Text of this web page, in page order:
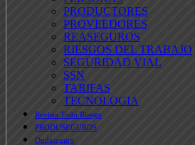
PRODUCTORES
PROVEEDORES
REASEGUROS
RIESGOS DEL TRABAJO
SEGURIDAD VIAL
SSN
TARIFAS
TECNOLOGIA
Revista Todo Riesgo
PRODUSEGUROS
Ondaseguro